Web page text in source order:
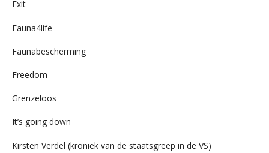
Exit
Fauna4life
Faunabescherming
Freedom
Grenzeloos
It’s going down
Kirsten Verdel (kroniek van de staatsgreep in de VS)